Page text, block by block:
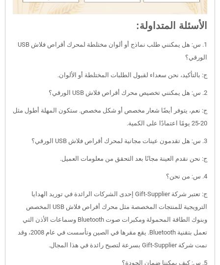
الأسئلة المتداولة:
1. س: هل يمكنني طلب نماذج أو ألوان مختلطة لمحرك أقراص فلاش USB
الورقي؟
ج: بالتأكيد، نحن سعداء لقبول الطلبات المختلطة أو الألوان.
2. س: هل يمكنني تخصيص محرك أقراص فلاش USB الورقي؟
ج: نعم، يتوفر أيضًا شعار مخصص أو شكل مخصص. ستكون المهلة أطول مثل
20-25 يومًا اعتمادًا على الكمية.
3. س: هل تقدمون عينات مجانية لمحرك أقراص فلاش USB الورقي؟
ج: نحن نقدم العينة مجانًا بعد التحقق من معلومات العميل.
4. س: من نحن؟
ج: تعتبر شركة Gift-Supplier إحدى الشركات الرائدة في توريد الهدايا
الترويجية للمنتجات المخصصة مثل محرك أقراص فلاش USB المخصص
وبنوك الطاقة المحمولة ومكبرات صوت Bluetooth وسماعات الأذن التي
تعمل بتقنية Bluetooth. يقع مقرها في الصين وتأسست في عام 2008، وقد
نمت شركة Gift-Supplier بسرعة لتصبح رائدة في هذا المجال.
5. س: كيف يمكننا ضمان الجودة؟